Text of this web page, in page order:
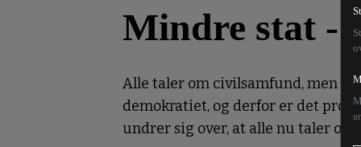
Mindre stat -
Alle taler om civilsamfund, men
demokratiet, og derfor er det
undrer sig over, at alle nu taler